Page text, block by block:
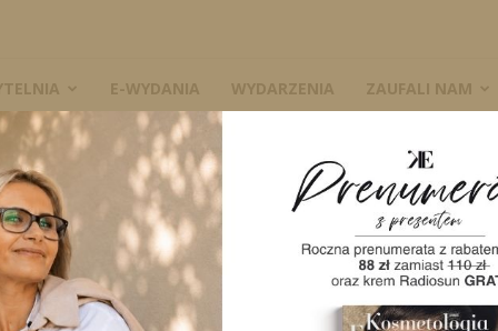
E-WYDANIA WYDARZENIA ZAUFALI NAM